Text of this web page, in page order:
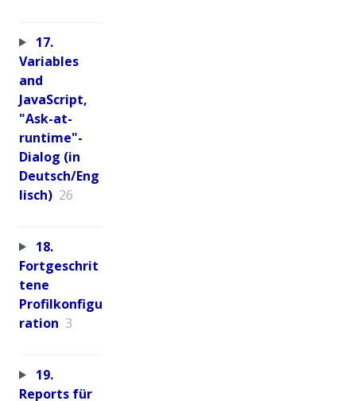
17.
Variables
and
JavaScript,
"Ask-at-
runtime"-
Dialog (in
Deutsch/Eng
lisch) 26
18.
Fortgeschrit
tene
Profilkonfigu
ration 3
19.
Reports für